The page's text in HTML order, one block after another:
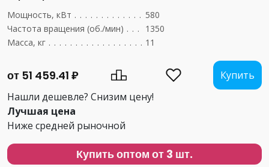
Мощность, кВт
580
Частота вращения (об./мин)
1350
Масса, кг
11
от 51 459.41 ₽
Купить
Нашли дешевле? Снизим цену!
Лучшая цена
Ниже средней рыночной
Купить оптом от 3 шт.